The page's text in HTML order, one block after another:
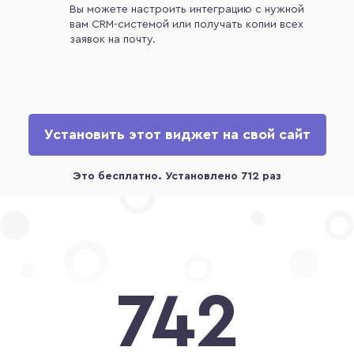
Вы можете настроить интеграцию с нужной
вам CRM-системой или получать копии всех
заявок на почту.
Установить этот виджет на свой сайт
742